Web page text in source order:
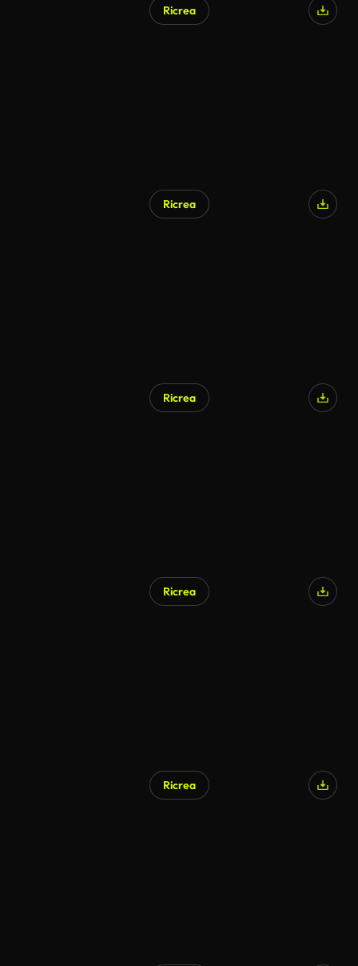
Ricrea
Ricrea
Ricrea
Ricrea
Ricrea